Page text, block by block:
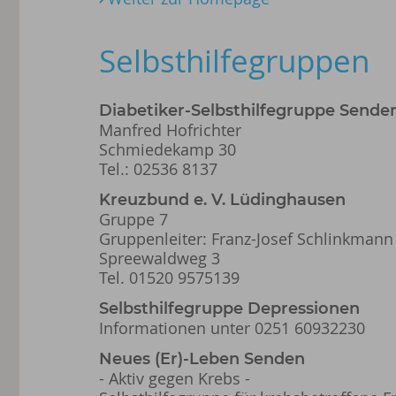
Selbsthilfegruppen
Diabetiker-Selbsthilfegruppe
Manfred Hofrichter
Schmiedekamp 30
Tel.: 02536 8137
Kreuzbund e. V. Lüdinghausen
Gruppe 7
Gruppenleiter: Franz-Josef Schlinkmann
Spreewaldweg 3
Tel. 01520 9575139
Selbsthilfegruppe Depressionen
Informationen unter 0251 60932230
Neues (Er)-Leben Senden
- Aktiv gegen Krebs -